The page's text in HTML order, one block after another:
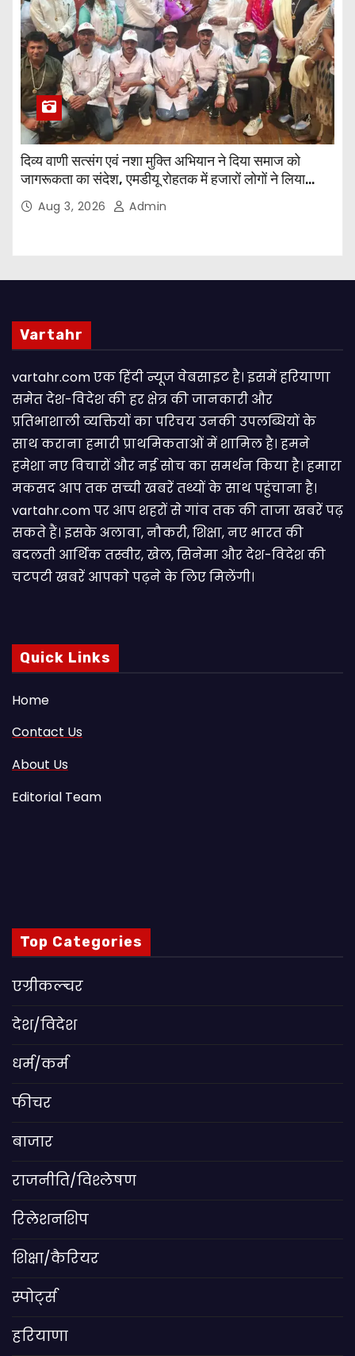
दिव्य वाणी सत्संग एवं नशा मुक्ति अभियान ने दिया समाज को
जागरूकता का संदेश, एमडीयू रोहतक में हजारों लोगों ने लिया
संकल्पAug 3, 2026 Admin
Vartahr
vartahr.com एक हिंदी न्यूज वेबसाइट है। इसमें हरियाणा
समेत देश-विदेश की हर क्षेत्र की जानकारी और
प्रतिभाशाली व्यक्तियों का परिचय उनकी उपलब्धियों के
साथ कराना हमारी प्राथमिकताओं में शामिल है। हमने
हमेशा नए विचारों और नई सोच का समर्थन किया है। हमारा
मकसद आप तक सच्ची खबरें तथ्यों के साथ पहुंचाना है।
vartahr.com पर आप शहरों से गांव तक की ताजा खबरें पढ़
सकते हैं। इसके अलावा, नौकरी, शिक्षा, नए भारत की
बदलती आर्थिक तस्वीर, खेल, सिनेमा और देश-विदेश की
चटपटी खबरें आपकाे पढ़ने के लिए मिलेंगी।
Quick Links
Home
Contact Us
About Us
Editorial Team
Top Categories
एग्रीकल्चर
देश/विदेश
धर्म/कर्म
फीचर
बाजार
राजनीति/विश्लेषण
रिलेशनशिप
शिक्षा/कैरियर
स्पोर्ट्स
हरियाणा